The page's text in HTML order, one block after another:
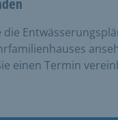
die
einen Termin